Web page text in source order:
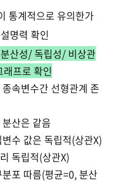
통계적으로 유의한가
명력 확인
산성/ 독립성/ 비상관
프로 확인
속변수간 선형관계 존
산은 같음
수 값은 독립적(상관X)
독립적(상관X)
포 따름(평균=0, 분산